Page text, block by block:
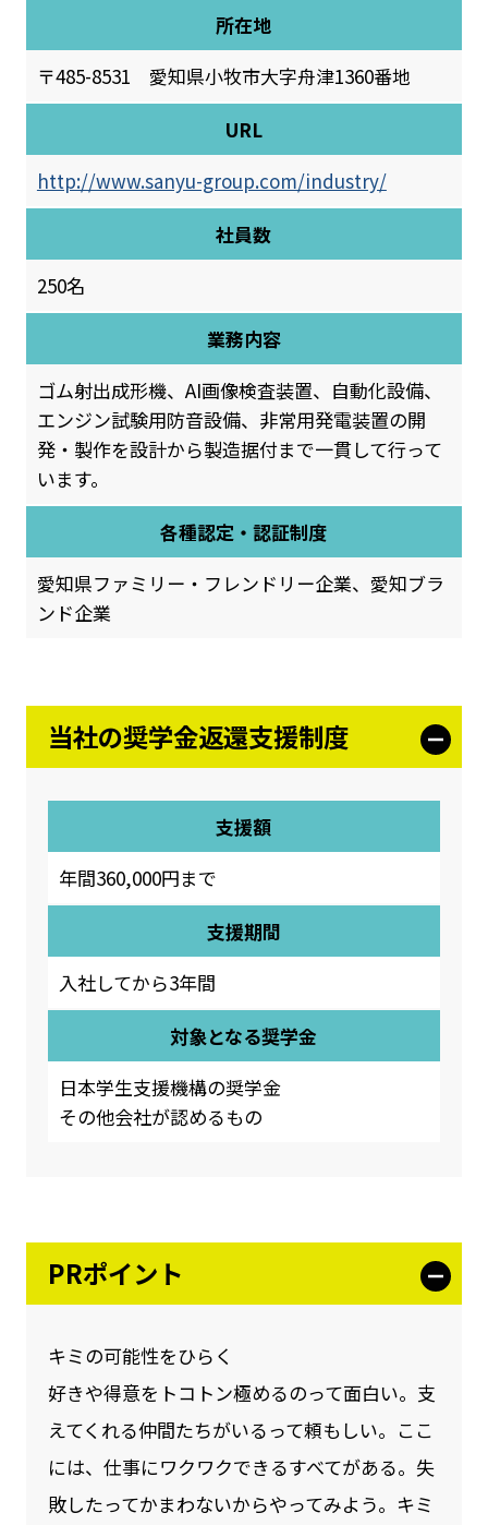
所在地
〒485-8531 愛知県小牧市大字舟津1360番地
URL
http://www.sanyu-group.com/industry/
社員数
250名
業務内容
ゴム射出成形機、AI画像検査装置、自動化設備、
エンジン試験用防音設備、非常用発電装置の開
発・製作を設計から製造据付まで一貫して行って
います。
各種認定・認証制度
愛知県ファミリー・フレンドリー企業、愛知ブラ
ンド企業
当社の奨学金返還支援制度
支援額
年間360,000円まで
支援期間
入社してから3年間
対象となる奨学金
日本学生支援機構の奨学金
その他会社が認めるもの
PRポイント
キミの可能性をひらく
好きや得意をトコトン極めるのって面白い。支
えてくれる仲間たちがいるって頼もしい。ここ
には、仕事にワクワクできるすべてがある。失
敗したってかまわないからやってみよう。キミ